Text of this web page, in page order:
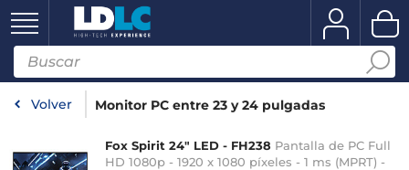
Volver Monitor PC entre 23 y 24 pulgadas
Fox Spirit 24" LED - FH238 Pantalla de PC Full
HD 1080p - 1920 x 1080 píxeles - 1 ms (MPRT) -